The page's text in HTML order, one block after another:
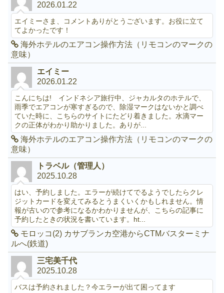
2026.01.22
エイミーさま、コメントありがとうございます。お役に立て
てよかったです！
海外ホテルのエアコン操作方法（リモコンのマークの
意味）
エイミー
2026.01.22
こんにちは! インドネシア旅行中、ジャカルタのホテルで、
雨季でエアコンが寒すぎるので、除湿マークはないかと調べ
ていた時に、こちらのサイトにたどり着きました。水滴マー
クの正体がわかり助かりました。ありが...
海外ホテルのエアコン操作方法（リモコンのマークの
意味）
トラベル（管理人）
2025.10.28
はい、予約しました。エラーが続けてでるようでしたらクレ
ジットカードを変えてみるとうまくいくかもしれません。情
報が古いので参考になるかわかりませんが、こちらの記事に
予約したときの状況を書いています。ht...
モロッコ(2) カサブランカ空港からCTMバスターミナ
ルへ(鉄道)
三宅美千代
2025.10.28
バスは予約されました？今エラーが出て困ってます